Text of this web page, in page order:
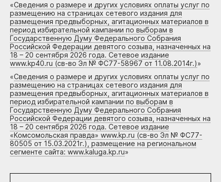
«Сведения о размере и других условиях оплаты услуг по
размещению на страницах сетевого издания для
размещения предвыборных, агитационных материалов в
период избирательной кампании по выборам в
Государственную Думу Федерального Собрания
Российской Федерации девятого созыва, назначенных на
18 – 20 сентября 2026 года. Сетевое издание
www.kp40.ru (св-во Эл № ФС77-58967 от 11.08.2014г.)»
«Сведения о размере и других условиях оплаты услуг по
размещению на страницах сетевого издания для
размещения предвыборных, агитационных материалов в
период избирательной кампании по выборам в
Государственную Думу Федерального Собрания
Российской Федерации девятого созыва, назначенных на
18 – 20 сентября 2026 года. Сетевое издание
«Комсомольская правда» www.kp.ru (св-во Эл № ФС77-
80505 от 15.03.2021г.), размещение на региональном
сегменте сайта: www.kaluga.kp.ru»